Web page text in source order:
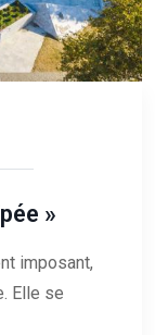
»
imposant,
Elle se